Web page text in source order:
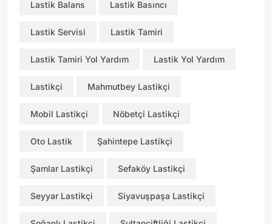
Lastik Balans Lastik Basıncı
Lastik Servisi Lastik Tamiri
Lastik Tamiri Yol Yardım Lastik Yol Yardım
Lastikçi Mahmutbey Lastikçi
Mobil Lastikçi Nöbetçi Lastikçi
Oto Lastik Şahintepe Lastikçi
Şamlar Lastikçi Sefaköy Lastikçi
Seyyar Lastikçi Siyavuşpaşa Lastikçi